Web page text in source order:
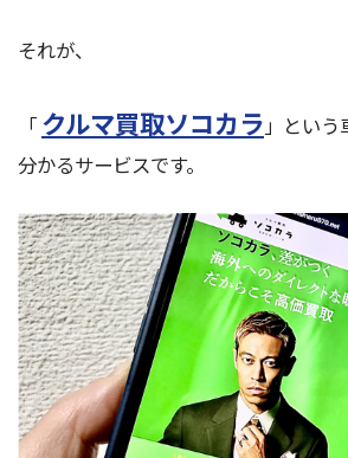
それが、
「 クルマ買取ソコカラ」という
分かるサービスです。